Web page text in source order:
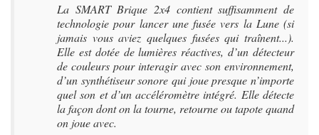
La SMART Brique 2x4 contient suffisamment de
technologie pour lancer une fusée vers la Lune (si
jamais vous aviez quelques fusées qui traînent...).
Elle est dotée de lumières réactives, d’un détecteur
de couleurs pour interagir avec son environnement,
d’un synthétiseur sonore qui joue presque n’importe
quel son et d’un accéléromètre intégré. Elle détecte
la façon dont on la tourne, retourne ou tapote quand
on joue avec.